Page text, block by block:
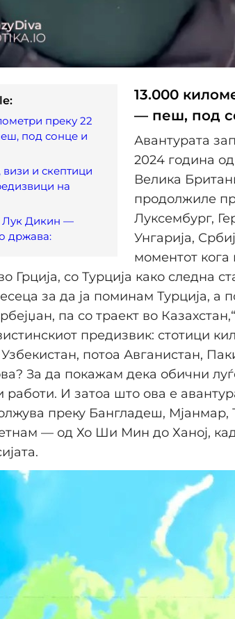
преку 22
под сонце и
визи и скептици
на
Лук Дикин —
држава:
13.000
— пеш, под
Авантурата
2024 година
Велика
продолжиле
Луксембург,
Унгарија,
моментот кога
Грција, со Турција како следна
за да ја поминам Турција, а
па со траект во
предизвик: стотици
потоа Авганистан,
За да покажам дека обични
работи. И затоа што ова е
преку Бангладеш, Мјанмар,
— од Хо Ши Мин до Ханој,